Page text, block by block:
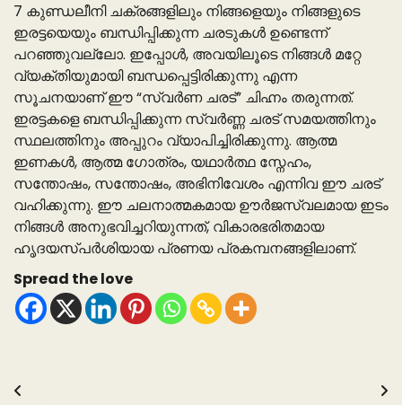
7 കുണ്ഡലീനി ചക്രങ്ങളിലും നിങ്ങളെയും നിങ്ങളുടെ
ഇരട്ടയെയും ബന്ധിപ്പിക്കുന്ന ചരടുകൾ ഉണ്ടെന്ന്
പറഞ്ഞുവല്ലോ. ഇപ്പോൾ, അവയിലൂടെ നിങ്ങൾ മറ്റേ
വ്യക്തിയുമായി ബന്ധപ്പെട്ടിരിക്കുന്നു എന്ന
സൂചനയാണ് ഈ “സ്വർണ ചരട്” ചിഹ്നം തരുന്നത്.
ഇരട്ടകളെ ബന്ധിപ്പിക്കുന്ന സ്വർണ്ണ ചരട് സമയത്തിനും
സ്ഥലത്തിനും അപ്പുറം വ്യാപിച്ചിരിക്കുന്നു. ആത്മ
ഇണകൾ, ആത്മ ഗോത്രം, യഥാർത്ഥ സ്നേഹം,
സന്തോഷം, സന്തോഷം, അഭിനിവേശം എന്നിവ ഈ ചരട്
വഹിക്കുന്നു. ഈ ചലനാത്മകമായ ഊർജസ്വലമായ ഇടം
നിങ്ങൾ അനുഭവിച്ചറിയുന്നത്, വികാരഭരിതമായ
ഹൃദയസ്പർശിയായ പ്രണയ പ്രകമ്പനങ്ങളിലാണ്.
Spread the love
Post